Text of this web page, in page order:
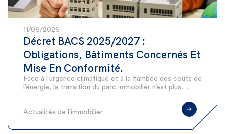
11/06/2026
Décret BACS 2025/2027 :
Obligations, Bâtiments Concernés Et
Mise En Conformité.
Face à l’urgence climatique et à la flambée des coûts de
l’énergie, la transition du parc immobilier n’est plus…
Actualités de l’immobilier